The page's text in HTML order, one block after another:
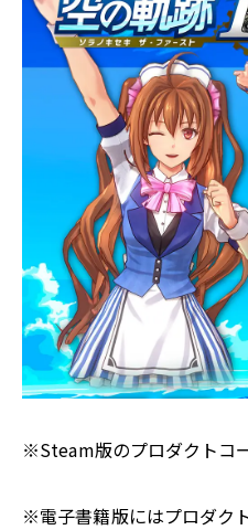
※Steam版のプロダクトコ
※電子書籍版にはプロダク